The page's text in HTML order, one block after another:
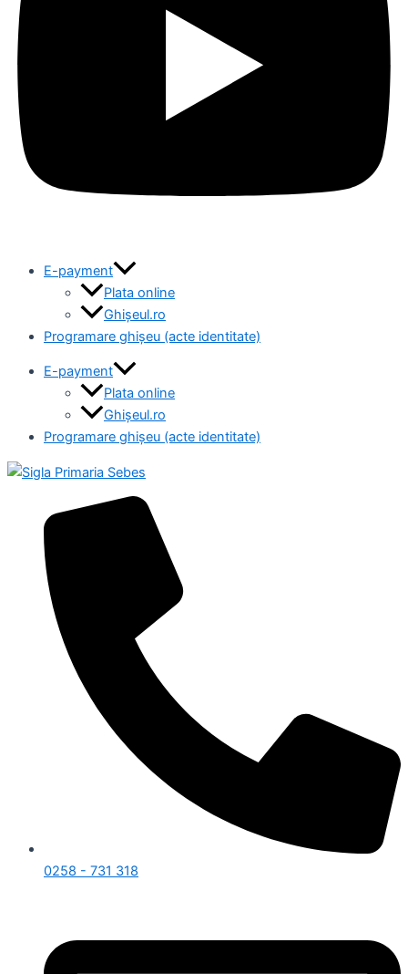
E-payment
Plata online
Ghișeul.ro
Programare ghișeu (acte identitate)
E-payment
Plata online
Ghișeul.ro
Programare ghișeu (acte identitate)
0258 - 731 318